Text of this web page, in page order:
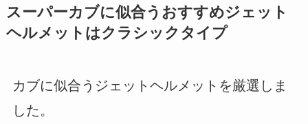
スーパーカブに似合うおすすめジェット
ヘルメットはクラシックタイプ
カブに似合うジェットヘルメットを厳選しま
した。